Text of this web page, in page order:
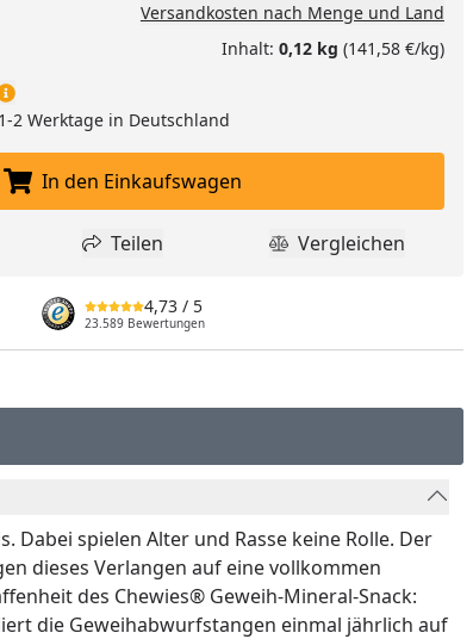
Versandkosten nach Menge und Land
Inhalt: 0,12 kg (141,58 €/kg)
2 Werktage in Deutschland
In den Einkaufswagen legen
In den Einkaufswagen
Wunschliste hinzufügen
Teilen
Teilen Produkt
Vergleichen
4,73 / 5
23.589 Bewertungen
spielen Alter und Rasse keine Rolle. Der
dieses Verlangen auf eine vollkommen
des Chewies® Geweih-Mineral-Snack:
die Geweihabwurfstangen einmal jährlich auf